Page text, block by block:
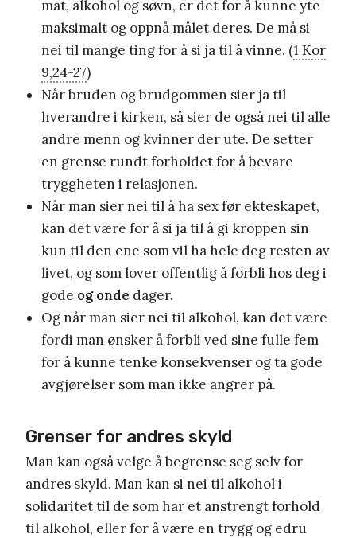
mat, alkohol og søvn, er det for å kunne yte
maksimalt og oppnå målet deres. De må si
nei til mange ting for å si ja til å vinne. (1 Kor
9,24-27)
Når bruden og brudgommen sier ja til
hverandre i kirken, så sier de også nei til alle
andre menn og kvinner der ute. De setter
en grense rundt forholdet for å bevare
tryggheten i relasjonen.
Når man sier nei til å ha sex før ekteskapet,
kan det være for å si ja til å gi kroppen sin
kun til den ene som vil ha hele deg resten av
livet, og som lover offentlig å forbli hos deg i
gode og onde dager.
Og når man sier nei til alkohol, kan det være
fordi man ønsker å forbli ved sine fulle fem
for å kunne tenke konsekvenser og ta gode
avgjørelser som man ikke angrer på.
Grenser for andres skyld
Man kan også velge å begrense seg selv for
andres skyld. Man kan si nei til alkohol i
solidaritet til de som har et anstrengt forhold
til alkohol, eller for å være en trygg og edru